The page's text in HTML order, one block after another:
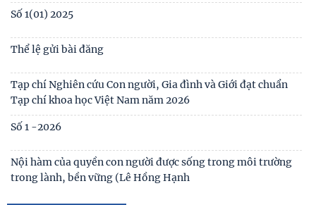
Số 3(03) 2025
Số 2(02) 2025
Số 1(01) 2025
Thể lệ gửi bài đăng
Tạp chí Nghiên cứu Con người, Gia đình và Giới đạt chuẩn
Tạp chí khoa học Việt Nam năm 2026